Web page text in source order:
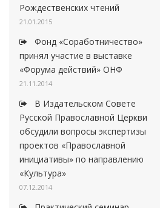
Рождественских чтений
21.01.2015
Фонд «Соработничество»
принял участие в выставке
«Форума действий» ОНФ
21.11.2014
В Издательском Совете
Русской Православной Церкви
обсудили вопросы экспертизы
проектов «Православной
инициативы» по направлению
«Культура»
07.12.2014